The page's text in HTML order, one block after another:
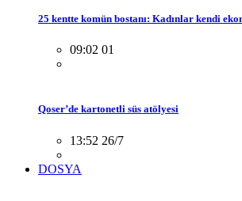
25 kentte komün bostanı: Kadınlar kendi
09:02 01
Qoser’de kartonetli süs atölyesi
13:52 26/7
DOSYA